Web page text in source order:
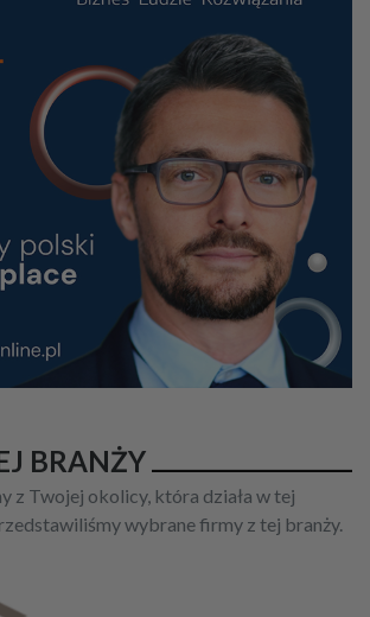
BRANŻY
z Twojej okolicy, która działa w tej
wybrane firmy z tej branży.